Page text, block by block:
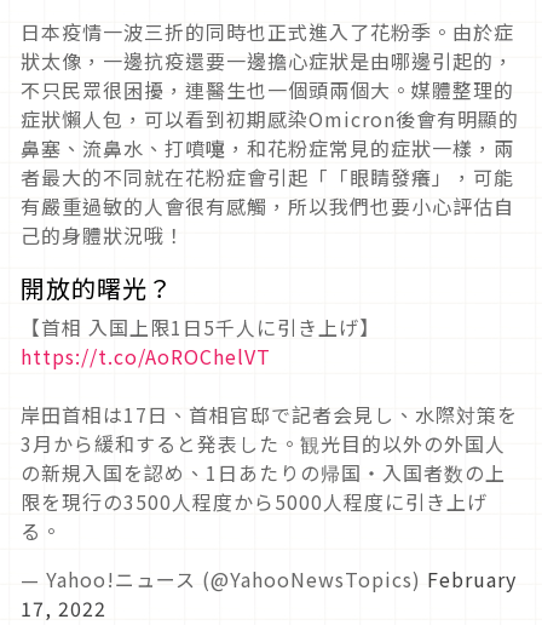
日本疫情一波三折的同時也正式進入了花粉季。由於症
狀太像，一邊抗疫還要一邊擔心症狀是由哪邊引起的，
不只民眾很困擾，連醫生也一個頭兩個大。媒體整理的
症狀懶人包，可以看到初期感染Omicron後會有明顯的
鼻塞、流鼻水、打噴嚏，和花粉症常見的症狀一樣，兩
者最大的不同就在花粉症會引起「「眼睛發癢」，可能
有嚴重過敏的人會很有感觸，所以我們也要小心評估自
己的身體狀況哦！
開放的曙光？
【首相 入国上限1日5千人に引き上げ】
https://t.co/AoROChelVT
岸田首相は17日、首相官邸で記者会見し、水際対策を
3月から緩和すると発表した。観光目的以外の外国人
の新規入国を認め、1日あたりの帰国・入国者数の上
限を現行の3500人程度から5000人程度に引き上げ
る。
— Yahoo!ニュース (@YahooNewsTopics) February
17, 2022